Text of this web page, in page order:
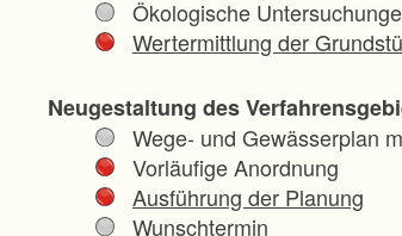
Ökologische
Wertermittlung der
Neugestaltung des
Wege- und Gewässerplan
Vorläufige Anordnung
Ausführung der Planung
Wunschtermin